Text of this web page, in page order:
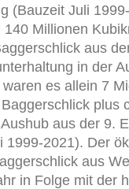
(Bauzeit Juli
140 Millionen
aus
in der
es allein 7
plus
aus der 9.
1999-2021). Der
aus
in Folge mit der